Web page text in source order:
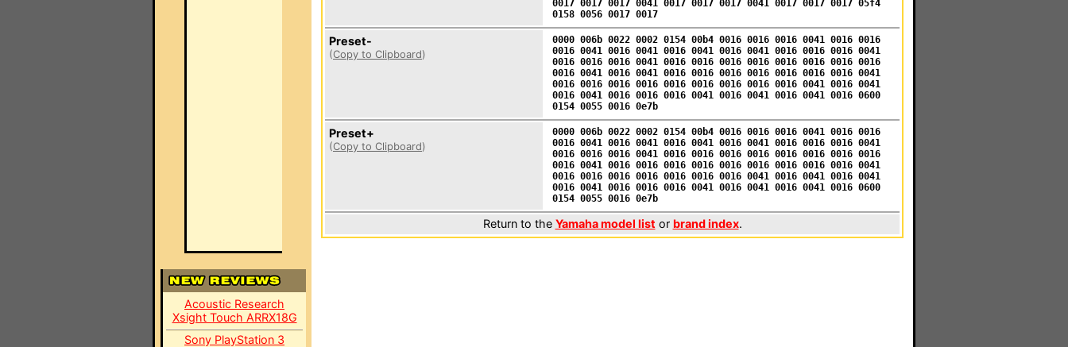
Acoustic Research
Xsight Touch ARRX18G
Sony PlayStation 3
0017 0017 0017 0041 0017 0017 0017 0041 0017 0017 0017 05f4
0158 0056 0017 0017
Preset-
(Copy to Clipboard)
0000 006b 0022 0002 0154 00b4 0016 0016 0016 0041 0016 0016
0016 0041 0016 0041 0016 0041 0016 0041 0016 0016 0016 0041
0016 0016 0016 0041 0016 0016 0016 0016 0016 0016 0016 0016
0016 0041 0016 0041 0016 0016 0016 0016 0016 0016 0016 0041
0016 0016 0016 0016 0016 0016 0016 0016 0016 0041 0016 0041
0016 0041 0016 0016 0016 0041 0016 0041 0016 0041 0016 0600
0154 0055 0016 0e7b
Preset+
(Copy to Clipboard)
0000 006b 0022 0002 0154 00b4 0016 0016 0016 0041 0016 0016
0016 0041 0016 0041 0016 0041 0016 0041 0016 0016 0016 0041
0016 0016 0016 0041 0016 0016 0016 0016 0016 0016 0016 0016
0016 0041 0016 0016 0016 0016 0016 0016 0016 0016 0016 0041
0016 0016 0016 0016 0016 0016 0016 0041 0016 0041 0016 0041
0016 0041 0016 0016 0016 0041 0016 0041 0016 0041 0016 0600
0154 0055 0016 0e7b
Return to the Yamaha model list or brand index.